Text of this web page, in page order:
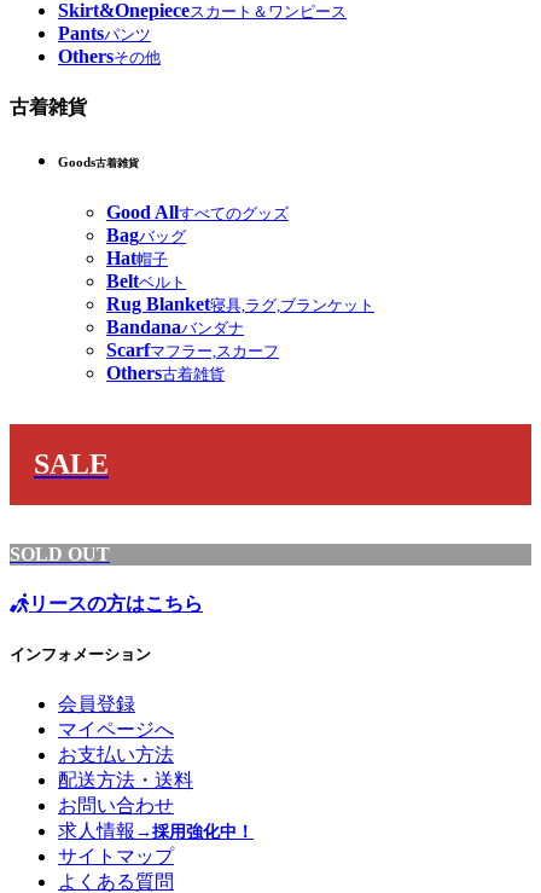
Skirt&Onepieceスカート＆ワンピース
Pantsパンツ
Othersその他
古着雑貨
Goods古着雑貨
Good Allすべてのグッズ
Bagバッグ
Hat帽子
Beltベルト
Rug Blanket寝具,ラグ,ブランケット
Bandanaバンダナ
Scarfマフラー,スカーフ
Others古着雑貨
SALE
SOLD OUT
リースの方はこちら
インフォメーション
会員登録
マイページへ
お支払い方法
配送方法・送料
お問い合わせ
求人情報 →採用強化中！
サイトマップ
よくある質問